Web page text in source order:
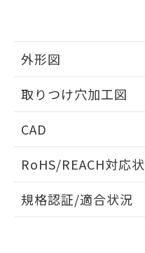
外形図
取りつけ穴加工図
CAD
ドすることができます
ログ
RoHS/REACH対応
EU RoHS 注意事項・
規格認証/適合状況
※本証明書は発行
るもので、過去に
また、RoHS指令
物質の対応では、
荷製品に未対応品
既に当社にて対
していることから
り、2022年1月12